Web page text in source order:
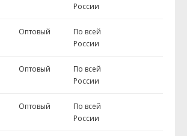
России
Оптовый
По всей
России
Оптовый
По всей
России
Оптовый
По всей
России